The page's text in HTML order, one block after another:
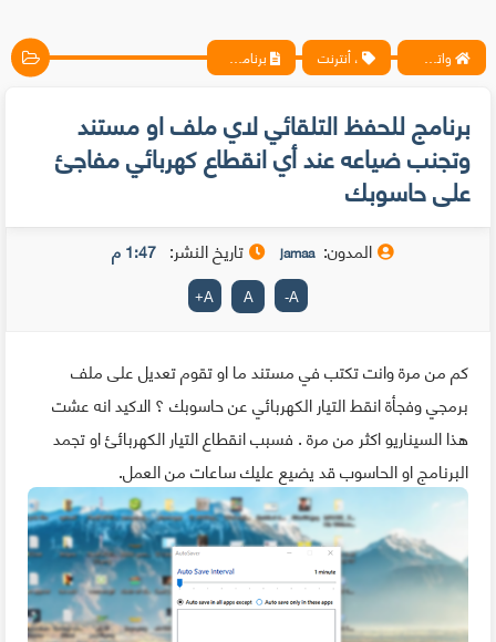
واتس آب ، فيسبوك ، أنترنت ، شروحات تقنية حصرية - المحترف ، أنترنت برنامج للحفظ التلقائي لاي ملف او مستند وتجنب ضياعه عند أي انقطاع كهربائي مفاجئ على حاسوبك
برنامج للحفظ التلقائي لاي ملف او مستند
وتجنب ضياعه عند أي انقطاع كهربائي مفاجئ
على حاسوبك
المدون: jamaa تاريخ النشر: 1:47 م
A
-
A
A
+
كم من مرة وانت تكتب في مستند ما او تقوم تعديل على ملف
برمجي وفجأة انقط التيار الكهربائي عن حاسوبك ؟ الاكيد انه عشت
هذا السيناريو اكثر من مرة . فسبب انقطاع التيار الكهربائئ او تجمد
البرنامج او الحاسوب قد يضيع عليك ساعات من العمل.